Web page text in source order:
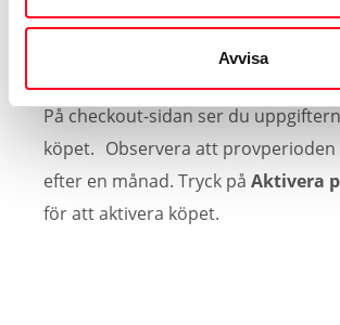
Avvisa
6.
På checkout-sidan ser du
köpet. Observera att
efter en månad. Tryck på Aktivera
för att aktivera köpet.